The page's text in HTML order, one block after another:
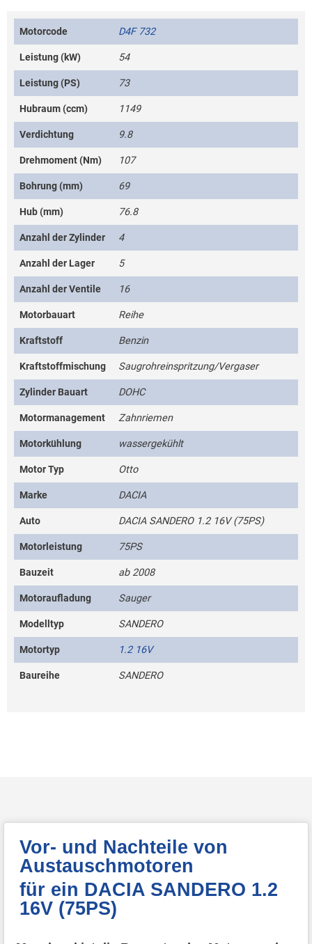
Motorcode D4F 732
Leistung (kW) 54
Leistung (PS) 73
Hubraum (ccm) 1149
Verdichtung 9.8
Drehmoment (Nm) 107
Bohrung (mm) 69
Hub (mm) 76.8
Anzahl der Zylinder 4
Anzahl der Lager 5
Anzahl der Ventile 16
Motorbauart Reihe
Kraftstoff Benzin
Kraftstoffmischung Saugrohreinspritzung/Vergaser
Zylinder Bauart DOHC
Motormanagement Zahnriemen
Motorkühlung wassergekühlt
Motor Typ Otto
Marke DACIA
Auto DACIA SANDERO 1.2 16V (75PS)
Motorleistung 75PS
Bauzeit ab 2008
Motoraufladung Sauger
Modelltyp SANDERO
Motortyp 1.2 16V
Baureihe SANDERO
Vor- und Nachteile von
Austauschmotoren
für ein DACIA SANDERO 1.2
16V (75PS)